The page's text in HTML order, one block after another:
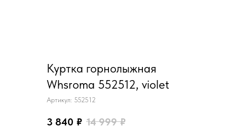
Куртка горнолыжная
Whsroma 552512, violet
Артикул: 552512
3 840 ₽ 14 999 ₽